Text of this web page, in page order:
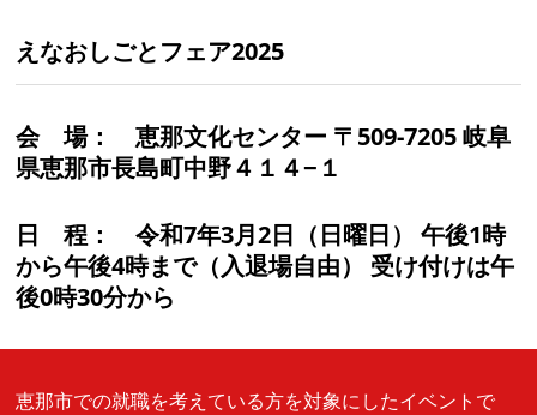
えなおしごとフェア2025
会 場：
恵那文化センター 〒509-7205 岐阜
県恵那市長島町中野４１４−１
日 程：
令和7年3月2日（日曜日） 午後1時
から午後4時まで（入退場自由） 受け付けは午
後0時30分から
恵那市での就職を考えている方を対象にしたイベントで